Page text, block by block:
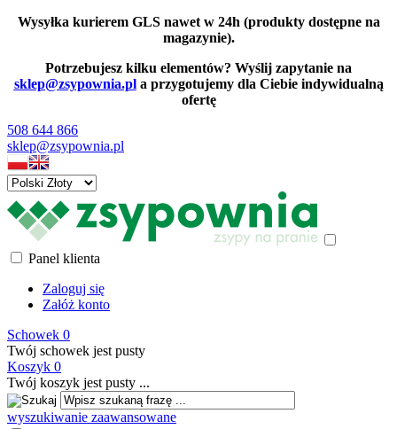
Wysyłka kurierem GLS nawet w 24h (produkty dostępne na
magazynie).
Potrzebujesz kilku elementów? Wyślij zapytanie na
sklep@zsypownia.pla przygotujemy dla Ciebie indywidualną
ofertę
508 644 866
sklep@zsypownia.pl
Panel klienta
Zaloguj się
Załóż konto
Schowek 0
Twój schowek jest pusty
Koszyk 0
Twój koszyk jest pusty ...
wyszukiwanie zaawansowane